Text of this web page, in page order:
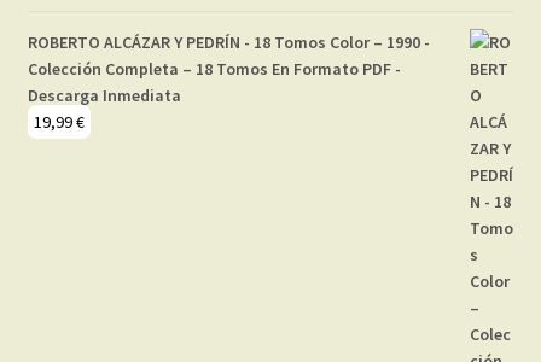
ROBERTO ALCÁZAR Y PEDRÍN - 18 Tomos Color – 1990 -
Colección Completa – 18 Tomos En Formato PDF -
Descarga Inmediata
19,99€